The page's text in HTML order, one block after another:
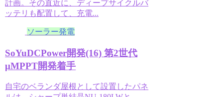
計画。その直近に、ディープサイクルバ
ッテリも配置して、充電...
ソーラー発電
SoYuDCPower開発(16) 第2世代
μMPPT開発着手
自宅のベランダ屋根として設置したパネ